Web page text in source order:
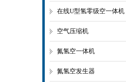
在线U型氢零级空一体机
空气压缩机
氮氢空一体机
氮氢空发生器